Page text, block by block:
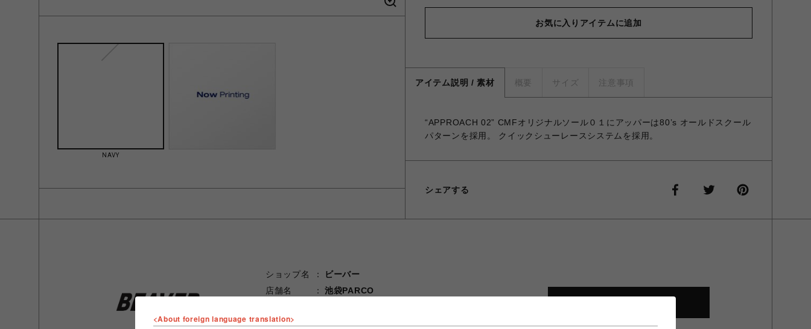
NAVY
お気に入りアイテムに追加
アイテム説明 / 素材 概要 サイズ 注意事項
“APPROACH 02” CMFオリジナルソール０１にアッパーは80’s オールドスクール
パターンを採用。 クイックシューレースシステムを採用。
シェアする
ショップ名
ビーバー
店舗名
池袋PARCO
特定商取引法など法令に基づく表記は
<About foreign language translation>